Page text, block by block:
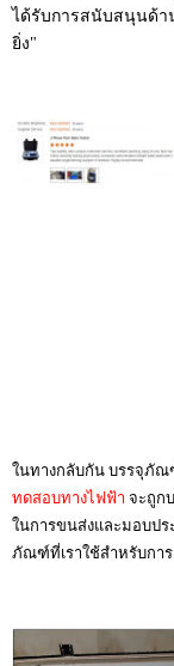
ได้รับการสนับสนุนด้า
ยิ่ง"
ในทางกลับกัน บรรจุภัณ
ทดสอบทางไฟฟ้า จะถูก
ในการขนส่งและมอบป
ภัณฑ์ที่เราใช้สำหรับการ